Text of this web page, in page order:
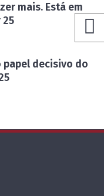
mais. Está em
25
papel decisivo do